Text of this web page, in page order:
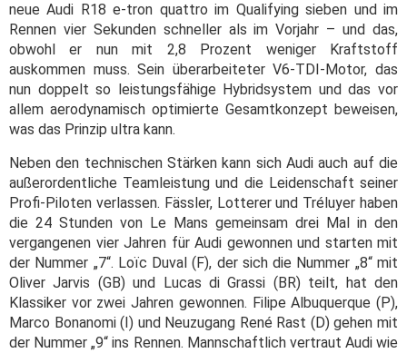
neue Audi R18 e-tron quattro im Qualifying sieben und im
Rennen vier Sekunden schneller als im Vorjahr – und das,
obwohl er nun mit 2,8 Prozent weniger Kraftstoff
auskommen muss. Sein überarbeiteter V6-TDI-Motor, das
nun doppelt so leistungsfähige Hybridsystem und das vor
allem aerodynamisch optimierte Gesamtkonzept beweisen,
was das Prinzip ultra kann.
Neben den technischen Stärken kann sich Audi auch auf die
außerordentliche Teamleistung und die Leidenschaft seiner
Profi-Piloten verlassen. Fässler, Lotterer und Tréluyer haben
die 24 Stunden von Le Mans gemeinsam drei Mal in den
vergangenen vier Jahren für Audi gewonnen und starten mit
der Nummer „7“. Loïc Duval (F), der sich die Nummer „8“ mit
Oliver Jarvis (GB) und Lucas di Grassi (BR) teilt, hat den
Klassiker vor zwei Jahren gewonnen. Filipe Albuquerque (P),
Marco Bonanomi (I) und Neuzugang René Rast (D) gehen mit
der Nummer „9“ ins Rennen. Mannschaftlich vertraut Audi wie